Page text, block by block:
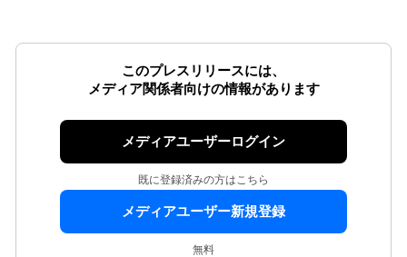
このプレスリリースには、
メディア関係者向けの情報があります
メディアユーザーログイン
既に登録済みの方はこちら
メディアユーザー新規登録
無料